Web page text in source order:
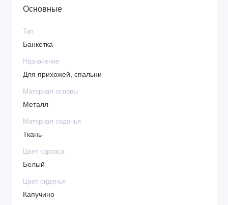
Основные
Тип
Банкетка
Назначение
Для прихожей, спальни
Материал основы
Металл
Материал сиденья
Ткань
Цвет каркаса
Белый
Цвет сиденья
Капучино